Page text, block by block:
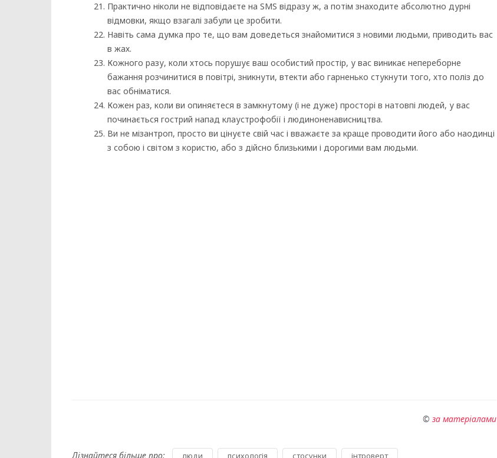
Практично ніколи не відповідаєте на SMS відразу ж, а потім знаходите абсолютно дурні
відмовки, якщо взагалі забули це зробити.
Навіть сама думка про те, що вам доведеться знайомитися з новими людьми, приводить вас
в жах.
Кожного разу, коли хтось порушує ваш особистий простір, у вас виникає непереборне
бажання розчинитися в повітрі, зникнути, втекти або гарненько стукнути того, хто поліз до
вас обніматися.
Кожен раз, коли ви опиняєтеся в замкнутому (і не дуже) просторі в натовпі людей, у вас
починається гострий напад клаустрофобії і людиноненависництва.
Ви не мізантроп, просто ви цінуєте свій час і вважаєте за краще проводити його або наодинці
з собою і світом з користю, або з дійсно близькими і дорогими вам людьми.
© за матеріалами
Дізнайтеся більше про: люди психологія стосунки інтроверт